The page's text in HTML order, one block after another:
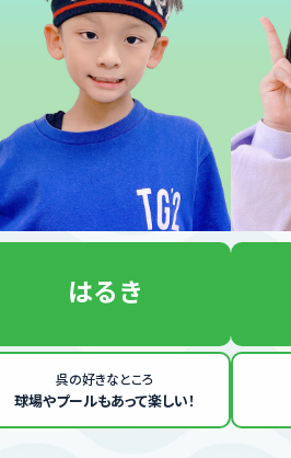
はるき
呉の好きなところ
球場やプールもあって楽しい！